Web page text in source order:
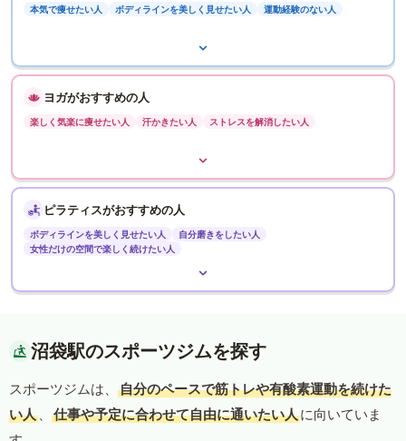
本気で痩せたい人 ボディラインを美しく見せたい人 運動経験のない人
ヨガがおすすめの人
楽しく気楽に痩せたい人 汗かきたい人 ストレスを解消したい人
ピラティスがおすすめの人
ボディラインを美しく見せたい人
自分磨きをしたい人
女性だけの空間で楽しく続けたい人
沼袋駅のスポーツジムを探す
スポーツジムは、
自分のペースで筋トレや有酸素運動を続けた
い人 、 仕事や予定に合わせて自由に通いたい人に向いていま